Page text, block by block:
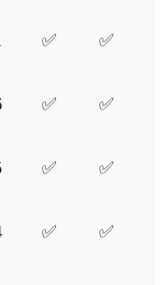
✅ ✅
✅ ✅
✅ ✅
✅ ✅